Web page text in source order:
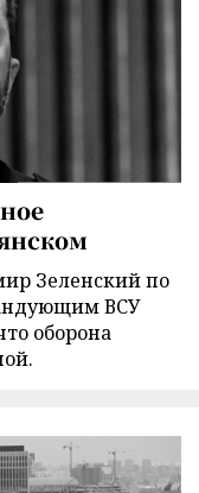
Зеленский по
ВСУ
оборона